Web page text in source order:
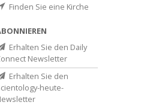
Finden Sie eine Kirche
Erhalten Sie den Daily
Newsletter
Erhalten Sie den
heute-